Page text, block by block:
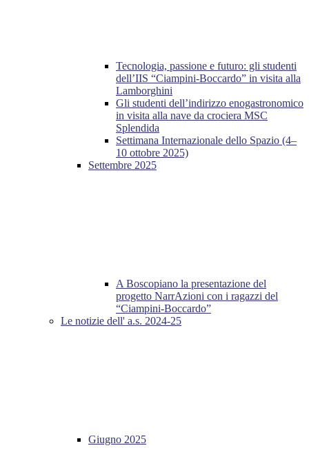
Tecnologia, passione e futuro: gli studenti
dell’IIS “Ciampini-Boccardo” in visita alla
Lamborghini
Gli studenti dell’indirizzo enogastronomico
in visita alla nave da crociera MSC
Splendida
Settimana Internazionale dello Spazio (4–
10 ottobre 2025)
Settembre 2025
A Boscopiano la presentazione del
progetto NarrAzioni con i ragazzi del
“Ciampini-Boccardo”
Le notizie dell' a.s. 2024-25
Giugno 2025